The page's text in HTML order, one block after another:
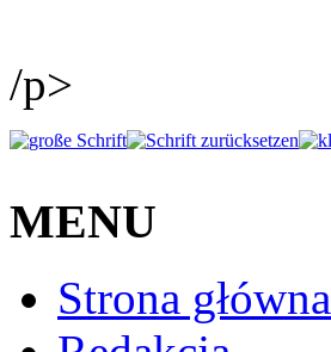
/p>
MENU
Strona główna